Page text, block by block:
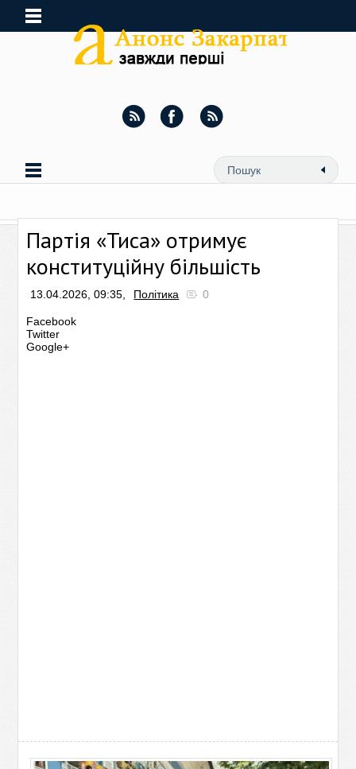
Партія «Тиса» отримує
конституційну більшість
13.04.2026, 09:35, Політика 0
Facebook
Twitter
Google+